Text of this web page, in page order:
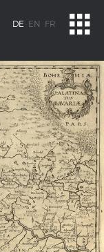
DE EN FR